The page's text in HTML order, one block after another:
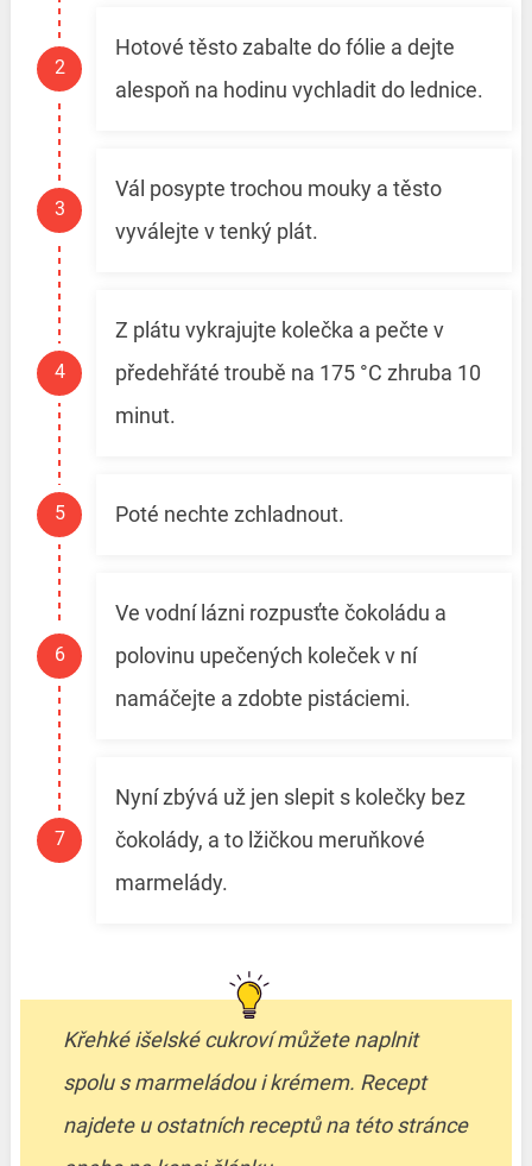
Hotové těsto zabalte do fólie a dejte
alespoň na hodinu vychladit do lednice.
Vál posypte trochou mouky a těsto
vyválejte v tenký plát.
Z plátu vykrajujte kolečka a pečte v
předehřáté troubě na 175 °C zhruba 10
minut.
Poté nechte zchladnout.
Ve vodní lázni rozpusťte čokoládu a
polovinu upečených koleček v ní
namáčejte a zdobte pistáciemi.
Nyní zbývá už jen slepit s kolečky bez
čokolády, a to lžičkou meruňkové
marmelády.
Křehké išelské cukroví můžete naplnit
spolu s marmeládou i krémem. Recept
najdete u ostatních receptů na této stránce